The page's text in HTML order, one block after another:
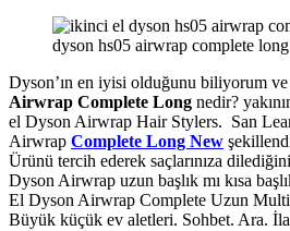
dyson hs05 airwrap complete long
Dyson’ın en iyisi olduğunu biliyorum
Airwrap Complete Long nedir?
el Dyson Airwrap Hair Stylers. San
Airwrap Complete Long New
Ürünü tercih ederek saçlarınıza
Dyson Airwrap uzun başlık mı kısa
El Dyson Airwrap Complete Uzun
Büyük küçük ev aletleri. Sohbet. Ara.